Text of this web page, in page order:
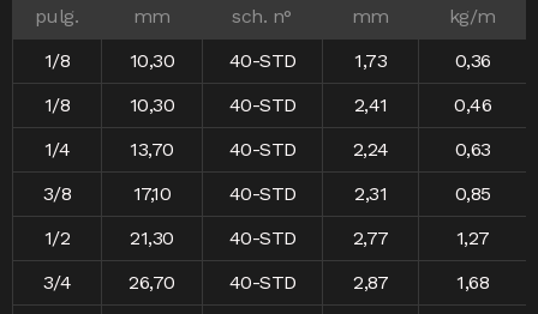
pulg.
mm sch. n° mm
kg/m
1/8
10,30 40-STD 1,73
0,36
1/8
10,30 40-STD 2,41
0,46
1/4
13,70 40-STD 2,24
0,63
3/8
17,10 40-STD 2,31
0,85
1/2
21,30 40-STD 2,77
1,27
3/4
26,70 40-STD 2,87
1,68